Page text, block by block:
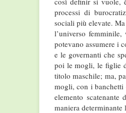
processi di
sociali più elevate.
l’universo
potevano assumere i
e le governanti che
poi le mogli, le figlie
titolo maschile; ma,
mogli, con i banchetti
elemento
maniera determinante